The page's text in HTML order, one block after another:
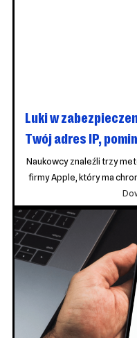
Luki w
Twój adres IP,
Naukowcy znaleźli trzy
firmy Apple, który ma